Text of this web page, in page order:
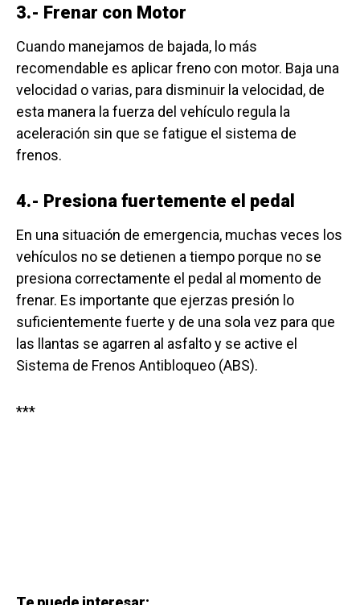
3.- Frenar con Motor
Cuando manejamos de bajada, lo más
recomendable es aplicar freno con motor. Baja una
velocidad o varias, para disminuir la velocidad, de
esta manera la fuerza del vehículo regula la
aceleración sin que se fatigue el sistema de
frenos.
4.- Presiona fuertemente el pedal
En una situación de emergencia, muchas veces los
vehículos no se detienen a tiempo porque no se
presiona correctamente el pedal al momento de
frenar. Es importante que ejerzas presión lo
suficientemente fuerte y de una sola vez para que
las llantas se agarren al asfalto y se active el
Sistema de Frenos Antibloqueo (ABS).
***